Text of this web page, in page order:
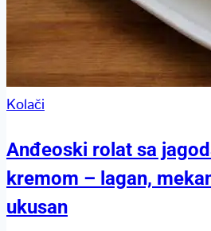
Kolači
Anđeoski rolat sa
kremom – lagan,
ukusan